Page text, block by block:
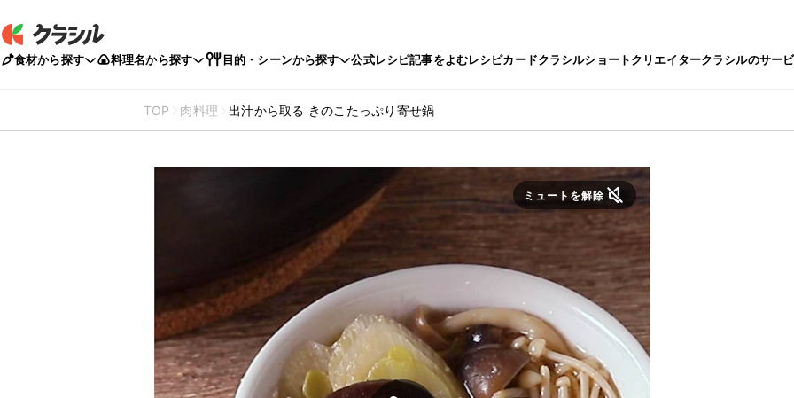
食材から探す 料理名から探す 目的・シーンから探す 公式レシピ記事をよむレシピカードクラシルショートクリエイタークラシルのサー
TOP 肉料理 出汁から取る きのこたっぷり寄せ鍋
ミュートを解除